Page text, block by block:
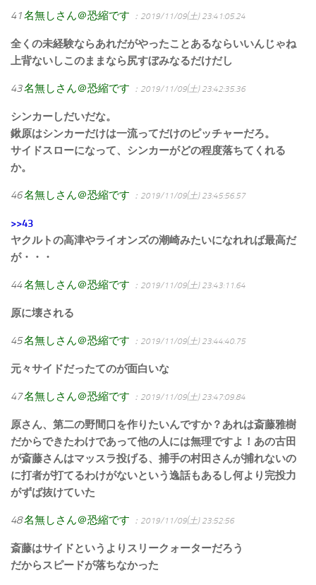
41名無しさん＠恐縮です ：2019/11/09(土) 23:41:05.24
全くの未経験ならあれだがやったことあるならいいんじゃね
上背ないしこのままなら尻すぼみなるだけだし
43名無しさん＠恐縮です ：2019/11/09(土) 23:42:35.36
シンカーしだいだな。
鍬原はシンカーだけは一流ってだけのピッチャーだろ。
サイドスローになって、シンカーがどの程度落ちてくれる
か。
46名無しさん＠恐縮です ：2019/11/09(土) 23:45:56.57
>>43
ヤクルトの高津やライオンズの潮崎みたいになれれば最高だ
が・・・
44名無しさん＠恐縮です ：2019/11/09(土) 23:43:11.64
原に壊される
45名無しさん＠恐縮です ：2019/11/09(土) 23:44:40.75
元々サイドだったてのが面白いな
47名無しさん＠恐縮です ：2019/11/09(土) 23:47:09.84
原さん、第二の野間口を作りたいんですか？あれは斎藤雅樹
だからできたわけであって他の人には無理ですよ！あの古田
が斎藤さんはマッスラ投げる、捕手の村田さんが捕れないの
に打者が打てるわけがないという逸話もあるし何より完投力
がずば抜けていた
48名無しさん＠恐縮です ：2019/11/09(土) 23:52:56
斎藤はサイドというよりスリークォーターだろう
だからスピードが落ちなかった